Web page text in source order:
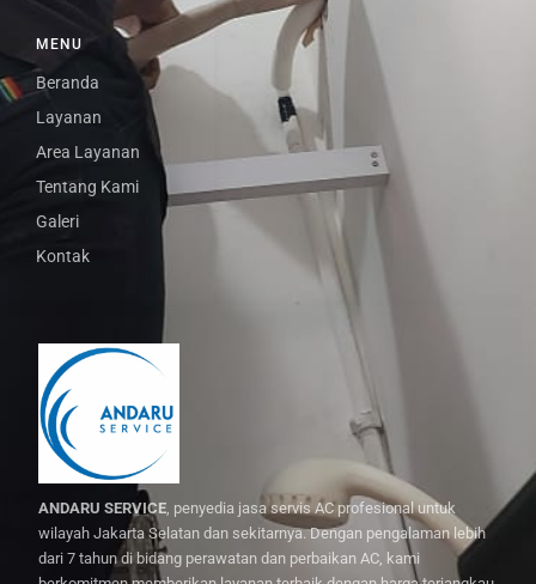
ANDARU SERVICE, penyedia jasa servis AC profesional untuk
wilayah Jakarta Selatan dan sekitarnya. Dengan pengalaman lebih
dari 7 tahun di bidang perawatan dan perbaikan AC, kami
MENU
Beranda
Layanan
Area Layanan
Tentang Kami
Galeri
Kontak